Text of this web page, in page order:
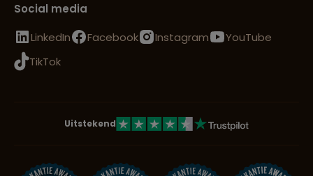
Social media
LinkedIn
Facebook Instagram
YouTube
TikTok
Uitstekend